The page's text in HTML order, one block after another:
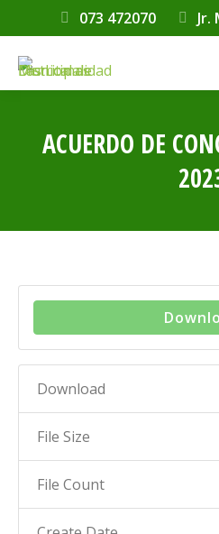
073 472070 Jr.
ACUERDO DE
Download
File Size
File Count